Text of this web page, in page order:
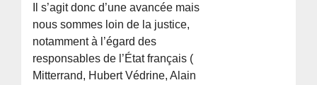
Il s’agit donc d’une avancée mais
nous sommes loin de la justice,
notamment à l’égard des
responsables de l’État français (
Mitterrand, Hubert Védrine, Alain